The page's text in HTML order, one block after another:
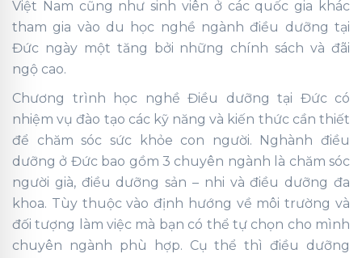
Việt Nam cũng như sinh viên ở các quốc gia khác
tham gia vào du học nghề ngành điều dưỡng tại
Đức ngày một tăng bởi những chính sách và đãi
ngộ cao.
Chương trình học nghề Điều dưỡng tại Đức có
nhiệm vụ đào tạo các kỹ năng và kiến thức cần thiết
để chăm sóc sức khỏe con người. Nghành điều
dưỡng ở Đức bao gồm 3 chuyên ngành là chăm sóc
người già, điều dưỡng sản – nhi và điều dưỡng đa
khoa. Tùy thuộc vào định hướng về môi trường và
đối tượng làm việc mà bạn có thể tự chọn cho mình
chuyên ngành phù hợp. Cụ thể thì điều dưỡng